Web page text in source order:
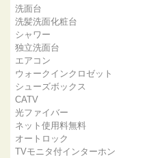
洗面台
洗髪洗面化粧台
シャワー
独立洗面台
エアコン
ウォークインクロゼット
シューズボックス
CATV
光ファイバー
ネット使用料無料
オートロック
TVモニタ付インターホン